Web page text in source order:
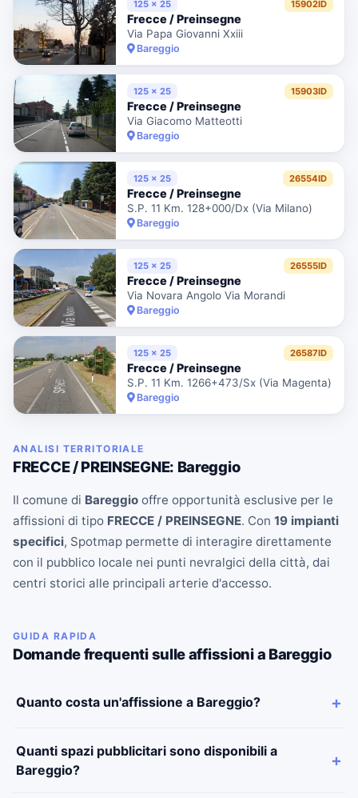
125 x 25 15902ID
Frecce / Preinsegne
Via Papa Giovanni Xxiii
Bareggio
125 x 25 15903ID
Frecce / Preinsegne
Via Giacomo Matteotti
Bareggio
125 x 25 26554ID
Frecce / Preinsegne
S.P. 11 Km. 128+000/Dx (Via Milano)
Bareggio
125 x 25 26555ID
Frecce / Preinsegne
Via Novara Angolo Via Morandi
Bareggio
125 x 25 26587ID
Frecce / Preinsegne
S.P. 11 Km. 1266+473/Sx (Via Magenta)
Bareggio
ANALISI TERRITORIALE
FRECCE / PREINSEGNE: Bareggio
Il comune di Bareggio offre opportunità esclusive per le
affissioni di tipo FRECCE / PREINSEGNE. Con 19 impianti
specifici, Spotmap permette di interagire direttamente
con il pubblico locale nei punti nevralgici della città, dai
centri storici alle principali arterie d'accesso.
GUIDA RAPIDA
Domande frequenti sulle affissioni a Bareggio
Quanto costa un'affissione a Bareggio?
Quanti spazi pubblicitari sono disponibili a
Bareggio?